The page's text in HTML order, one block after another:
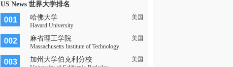
US News 世界大学排名
001 哈佛大学
美国
Havard University
002 麻省理工学院
美国
Massachusetts Institute of Technology
003 加州大学伯克利分校
美国